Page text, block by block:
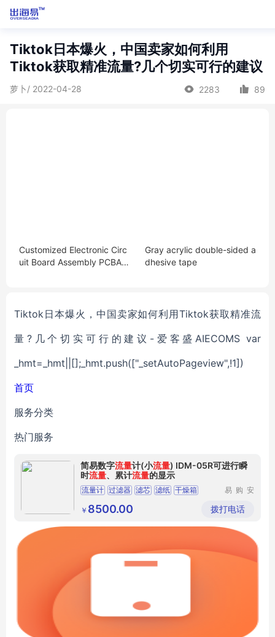
Tiktok日本爆火，中国卖家如何利用
Tiktok获取精准流量?几个切实可行的建议
萝卜/ 2022-04-28 2283 89
Customized Electronic Circ
uit Board Assembly PCBA
Gray acrylic double-sided a
dhesive tape
Tiktok日本爆火，中国卖家如何利用Tiktok获取精准流
量?几个切实可行的建议-爱客盛AIECOMS var
_hmt=_hmt||[];_hmt.push(["_setAutoPageview",!1])
首页
服务分类
热门服务
简易数字流量计(小流量) IDM-05R可进行瞬
时流量、累计流量的显示
流量计 过滤器 滤芯 滤纸 干燥箱
易购安
科技有限
公司
￥ 8500.00 拨打电话